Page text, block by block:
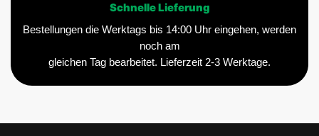
Schnelle Lieferung
Bestellungen die Werktags bis 14:00 Uhr eingehen, werden
noch am
gleichen Tag bearbeitet. Lieferzeit 2-3 Werktage.